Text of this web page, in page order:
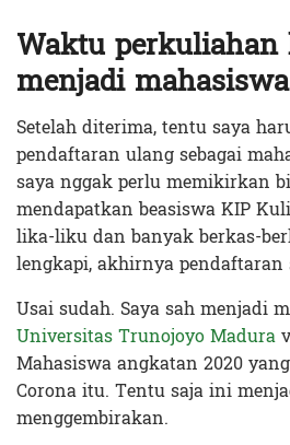
Waktu
menjadi
Setelah diterima, tentu saya
pendaftaran ulang sebagai
saya nggak perlu memikirkan
mendapatkan beasiswa KIP
lika-liku dan banyak berkas-
lengkapi, akhirnya pendaftaran
Usai sudah. Saya sah menjadi
Universitas Trunojoyo Madura
Mahasiswa angkatan 2020
Corona itu. Tentu saja ini
menggembirakan.